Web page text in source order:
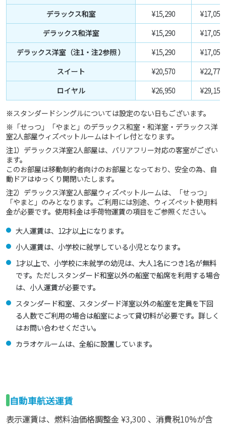
デラックス和室
¥15,290
¥17,050
デラックス和洋室
¥15,290
¥17,050
デラックス洋室（注1・注2参照 ）
¥15,290
¥17,050
スイート
¥20,570
¥22,770
ロイヤル
¥26,950 ¥29,150
※スタンダードシングルについては設定のない日もございます。
※「せっつ」「やまと」のデラックス和室・和洋室・デラックス洋
室2人部屋ウィズペットルームはトイレ付となります。
注1）デラックス洋室2人部屋は、バリアフリー対応の客室がござい
ます。
このお部屋は移動制約者向けのお部屋となっており、安全の為、自
動ドアはゆっくり開閉いたします。
注2）デラックス洋室2人部屋ウィズペットルームは、「せっつ」
「やまと」のみとなります。ご利用には別途、ウィズペット使用料
金が必要です。使用料金は手荷物運賃の項目をご参照ください。
大人運賃は、12才以上になります。
小人運賃は、小学校に就学している小児となります。
1才以上で、小学校に未就学の幼児は、大人1名につき1名が無料
です。ただしスタンダード和室以外の船室で船席を利用する場合
は、小人運賃が必要です。
スタンダード和室、スタンダード洋室以外の船室を定員を下回
る人数でご利用の場合は船室によって貸切料が必要です。詳しく
はお問い合わせください。
カラオケルームは、全船に設置しています。
自動車航送運賃
表示運賃は、燃料油価格調整金 ¥3,300 、消費税10%が含